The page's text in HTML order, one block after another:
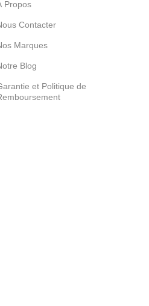
Propos
Contacter
Marques
Blog
et Politique de